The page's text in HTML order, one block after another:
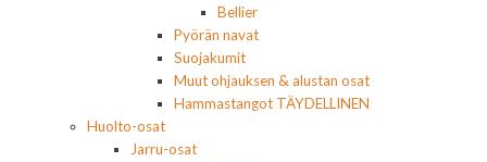
Bellier
Pyörän navat
Suojakumit
Muut ohjauksen & alustan osat
Hammastangot TÄYDELLINEN
Huolto-osat
Jarru-osat